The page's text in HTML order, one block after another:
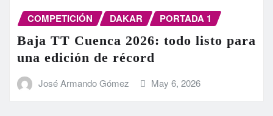
COMPETICIÓN DAKAR PORTADA 1
Baja TT Cuenca 2026: todo listo para
una edición de récord
José Armando Gómez May 6, 2026